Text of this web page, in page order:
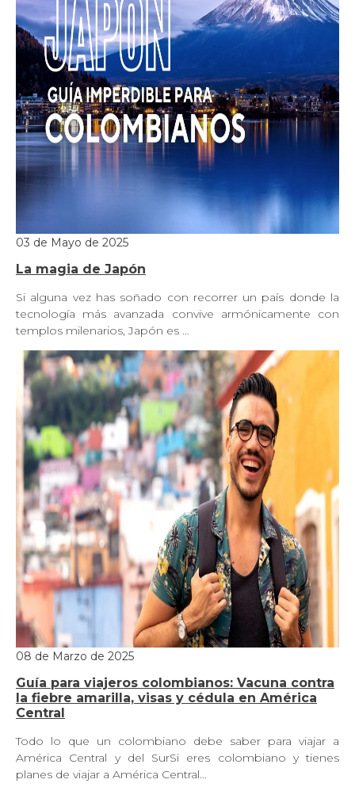
03 de Mayo de 2025
La magia de Japón
Si alguna vez has soñado con recorrer un país donde la
tecnología más avanzada convive armónicamente con
templos milenarios, Japón es …
08 de Marzo de 2025
Guía para viajeros colombianos: Vacuna contra
la fiebre amarilla, visas y cédula en América
Central
Todo lo que un colombiano debe saber para viajar a
América Central y del SurSi eres colombiano y tienes
planes de viajar a América Central…